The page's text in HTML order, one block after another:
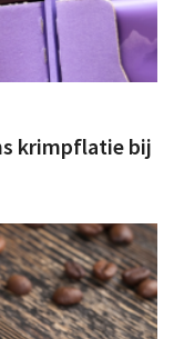
krimpflatie bij